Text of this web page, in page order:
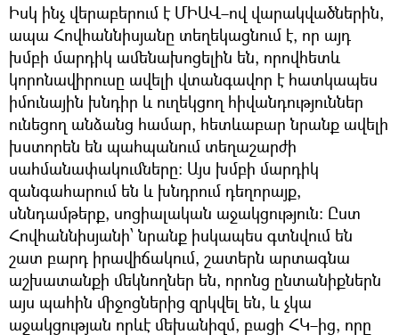
Իսկ ինչ վերաբերում է ՄԻԱՎ–ով վարակվածներին,
ապա Հովհաննիսյանը տեղեկացնում է, որ այդ
խմբի մարդիկ ամենախոցելին են, որովհետև
կորոնավիրուսը ավելի վտանգավոր է հատկապես
իմունային խնդիր և ուղեկցող հիվանդություններ
ունեցող անձանց համար, հետևաբար նրանք ավելի
խստորեն են պահպանում տեղաշարժի
սահմանափակումները։ Այս խմբի մարդիկ
զանգահարում են և խնդրում դեղորայք,
սննդամթերք, սոցիալական աջակցություն։ Ըստ
Հովհաննիսյանի՝ նրանք իսկապես գտնվում են
շատ բարդ իրավիճակում, շատերն արտագնա
աշխատանքի մեկնողներ են, որոնց ընտանիքներն
այս պահին միջոցներից զրկվել են, և չկա
աջակցության որևէ մեխանիզմ, բացի ՀԿ–ից, որը